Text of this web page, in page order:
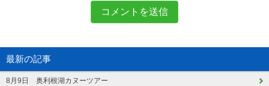
最新の記事
8月9日 奥利根湖カヌーツアー